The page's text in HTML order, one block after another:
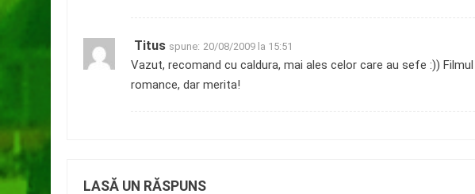
Titus spune: 20/08/2009 la 15:51
Vazut, recomand cu caldura, mai ales celor care au sefe :))
romance, dar merita!
LASĂ UN RĂSPUNS